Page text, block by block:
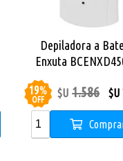
Depiladora a
Enxuta
19%
OFF
$U 1.586 $U